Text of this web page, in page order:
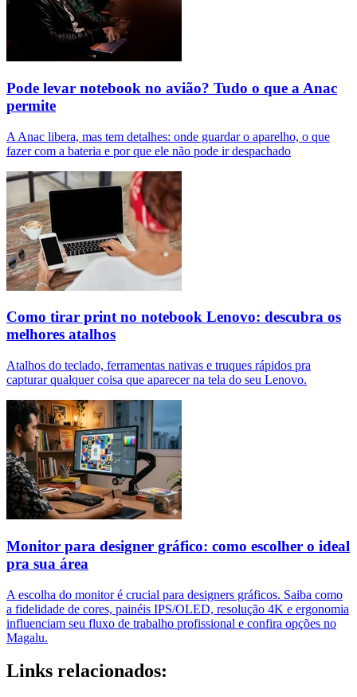
Pode levar notebook no avião? Tudo o que a Anac
permite
A Anac libera, mas tem detalhes: onde guardar o aparelho, o que
fazer com a bateria e por que ele não pode ir despachado
Como tirar print no notebook Lenovo: descubra os
melhores atalhos
Atalhos do teclado, ferramentas nativas e truques rápidos pra
capturar qualquer coisa que aparecer na tela do seu Lenovo.
Monitor para designer gráfico: como escolher o ideal
pra sua área
A escolha do monitor é crucial para designers gráficos. Saiba como
a fidelidade de cores, painéis IPS/OLED, resolução 4K e ergonomia
influenciam seu fluxo de trabalho profissional e confira opções no
Magalu.
Links relacionados: